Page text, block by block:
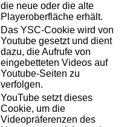
die neue oder die alte
Playeroberfläche erhält.
Das YSC-Cookie wird von
Youtube gesetzt und dient
dazu, die Aufrufe von
eingebetteten Videos auf
Youtube-Seiten zu
verfolgen.
YouTube setzt dieses
Cookie, um die
Videopräferenzen des